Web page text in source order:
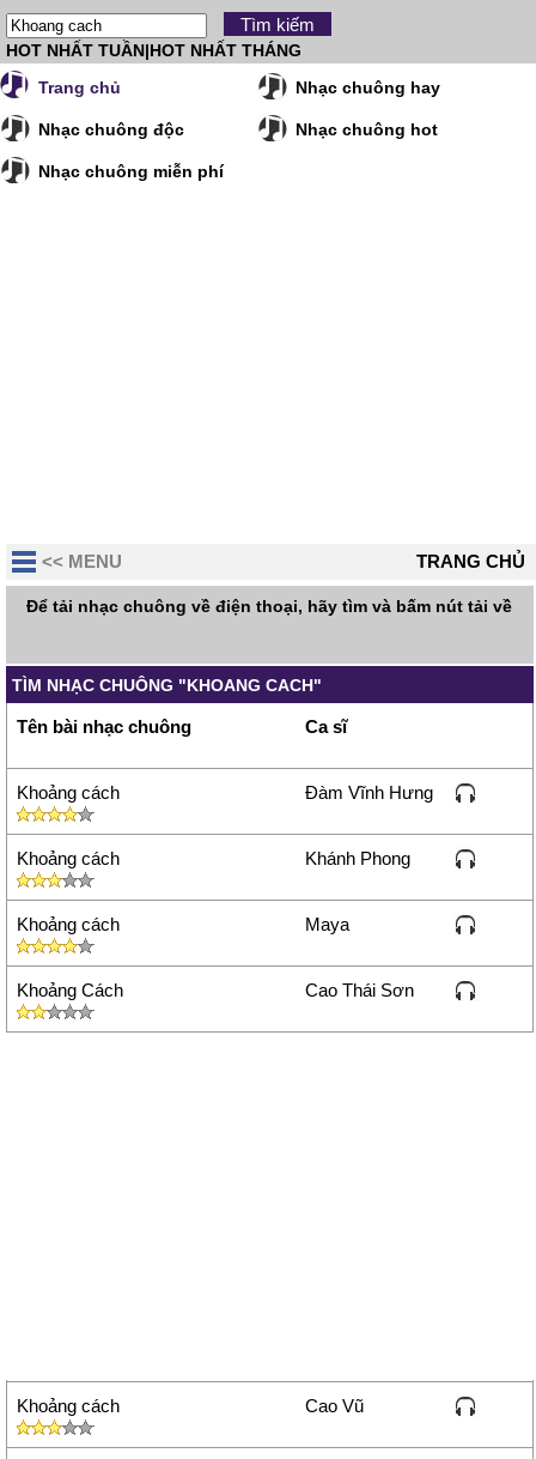
HOT NHẤT TUẦN|HOT NHẤT THÁNG
Trang chủ
Nhạc chuông hay
Nhạc chuông độc Nhạc chuông hot
Nhạc chuông miễn phí
TRANG CHỦ
<< MENU
Để tải nhạc chuông về điện thoại, hãy tìm và bấm nút tải về
TÌM NHẠC CHUÔNG "KHOANG CACH"
Tên bài nhạc chuông Ca sĩ
Khoảng cách Đàm Vĩnh Hưng
Khoảng cách Khánh Phong
Khoảng cách Maya
Khoảng Cách Cao Thái Sơn
Khoảng cách Cao Vũ